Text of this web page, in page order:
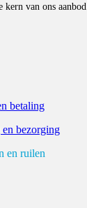
van ons aanbod.
betaling
bezorging
en ruilen